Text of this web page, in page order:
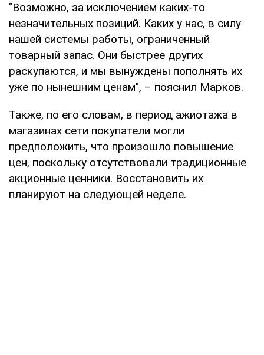
"Возможно, за исключением каких-то
незначительных позиций. Каких у нас, в силу
нашей системы работы, ограниченный
товарный запас. Они быстрее других
раскупаются, и мы вынуждены пополнять их
уже по нынешним ценам", – пояснил Марков.
Также, по его словам, в период ажиотажа в
магазинах сети покупатели могли
предположить, что произошло повышение
цен, поскольку отсутствовали традиционные
акционные ценники. Восстановить их
планируют на следующей неделе.